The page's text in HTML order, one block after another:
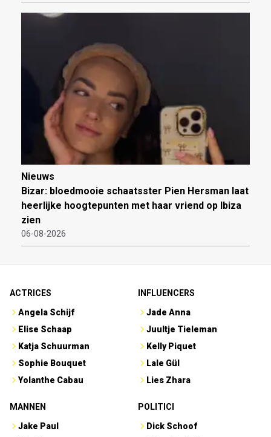
Nieuws
Bizar: bloedmooie schaatsster Pien Hersman laat
heerlijke hoogtepunten met haar vriend op Ibiza
zien
06-08-2026
ACTRICES
Angela Schijf
Elise Schaap
Katja Schuurman
Sophie Bouquet
Yolanthe Cabau
INFLUENCERS
Jade Anna
Juultje Tieleman
Kelly Piquet
Lale Gül
Lies Zhara
MANNEN
Jake Paul
POLITICI
Dick Schoof